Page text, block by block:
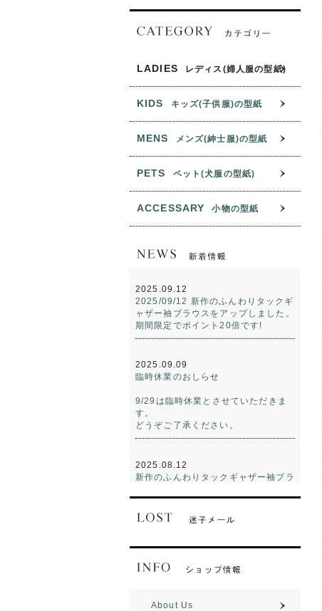
LADIES レディス(婦人服の型紙)
KIDS キッズ(子供服)の型紙
MENS メンズ(紳士服)の型紙
PETS ペット(犬服の型紙)
ACCESSARY 小物の型紙
2025.09.12
2025/09/12 新作のふんわりタックギ
ャザー袖ブラウスをアップしました。
期間限定でポイント20倍です!
2025.09.09
臨時休業のおしらせ
9/29は臨時休業とさせていただきま
す。
どうぞご了承ください。
2025.08.12
新作のふんわりタックギャザー袖ブラ
期間限定でポイント20倍です!
2/26午後より一時休業とさせていた
どうぞご了承ください。
About Us